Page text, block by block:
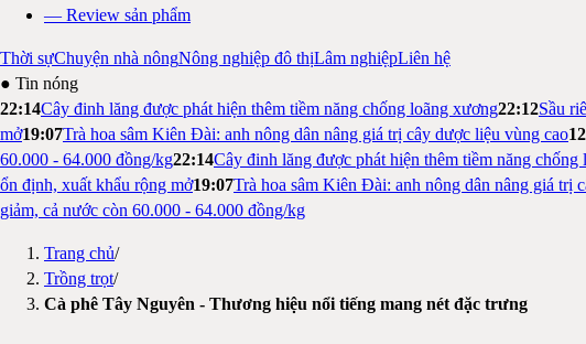
— Review sản phẩm
Thời sựChuyện nhà nôngNông nghiệp đô thịLâm nghiệpLiên hệ
● Tin nóng
22:14Cây đinh lăng được phát hiện thêm tiềm năng chống loãng xương22:12Sầu
mở19:07Trà hoa sâm Kiên Đài: anh nông dân nâng giá trị cây dược liệu vùng cao
60.000 - 64.000 đồng/kg22:14Cây đinh lăng được phát hiện thêm tiềm năng chống
ổn định, xuất khẩu rộng mở19:07Trà hoa sâm Kiên Đài: anh nông dân nâng giá trị
giảm, cả nước còn 60.000 - 64.000 đồng/kg
Trang chủ/
Trồng trọt/
Cà phê Tây Nguyên - Thương hiệu nổi tiếng mang nét đặc trưng